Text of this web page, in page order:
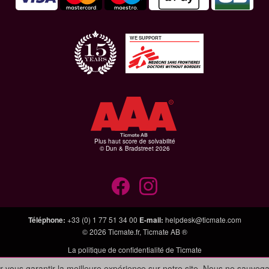
WE SUPPORT
Plus haut score de solvabilité
© Dun & Bradstreet 2026
Téléphone: +33 (0) 1 77 51 34 00 E-mail: helpdesk@ticmate.com
© 2026 Ticmate.fr, Ticmate AB ®
La politique de confidentialité de Ticmate